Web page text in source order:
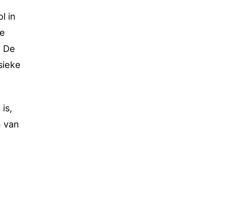
in
De
van